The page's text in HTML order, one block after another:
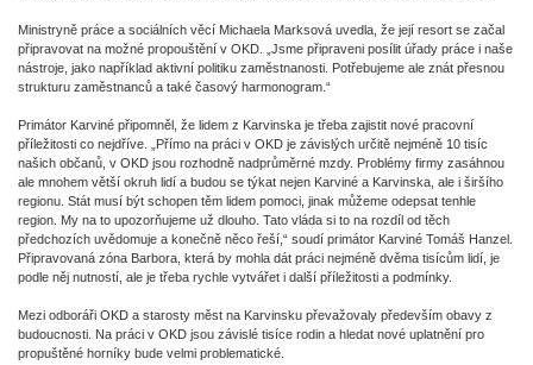
Ministryně práce a sociálních věcí Michaela Marksová uvedla, že její resort se začal
připravovat na možné propouštění v OKD. „Jsme připraveni posílit úřady práce i naše
nástroje, jako například aktivní politiku zaměstnanosti. Potřebujeme ale znát přesnou
strukturu zaměstnanců a také časový harmonogram.“
Primátor Karviné připomněl, že lidem z Karvinska je třeba zajistit nové pracovní
příležitosti co nejdříve. „Přímo na práci v OKD je závislých určitě nejméně 10 tisíc
našich občanů, v OKD jsou rozhodně nadprůměrné mzdy. Problémy firmy zasáhnou
ale mnohem větší okruh lidí a budou se týkat nejen Karviné a Karvinska, ale i širšího
regionu. Stát musí být schopen těm lidem pomoci, jinak můžeme odepsat tenhle
region. My na to upozorňujeme už dlouho. Tato vláda si to na rozdíl od těch
předchozích uvědomuje a konečně něco řeší,“ soudí primátor Karviné Tomáš Hanzel.
Připravovaná zóna Barbora, která by mohla dát práci nejméně dvěma tisícům lidí, je
podle něj nutností, ale je třeba rychle vytvářet i další příležitosti a podmínky.
Mezi odboráři OKD a starosty měst na Karvinsku převažovaly především obavy z
budoucnosti. Na práci v OKD jsou závislé tisíce rodin a hledat nové uplatnění pro
propuštěné horníky bude velmi problematické.